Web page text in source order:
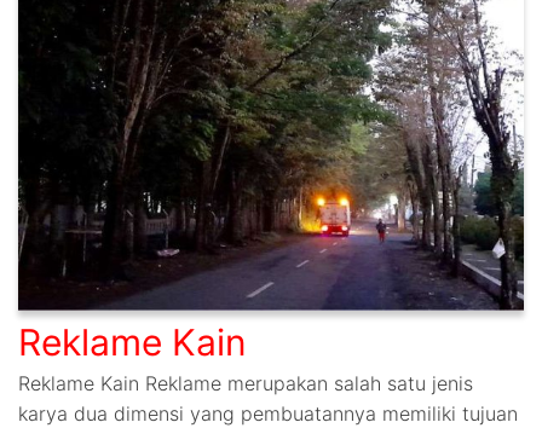
Reklame Kain
Reklame Kain Reklame merupakan salah satu jenis
karya dua dimensi yang pembuatannya memiliki tujuan